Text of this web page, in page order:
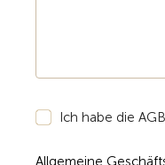
Ich habe die
Allgemeine